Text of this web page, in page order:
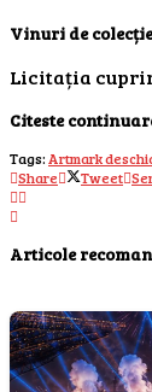
Vinuri de
Licitația
Citeste
Tags: Artmark
Share
Tweet
Articole